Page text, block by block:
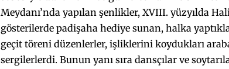
Meydanı’nda yapılan şenlikler, XVIII. yüzyılda
gösterilerde padişaha hediye sunan, halka
geçit töre­ni düzenlerler, işliklerini koydukları
sergilerlerdi. Bunun yanı sıra dansçılar ve